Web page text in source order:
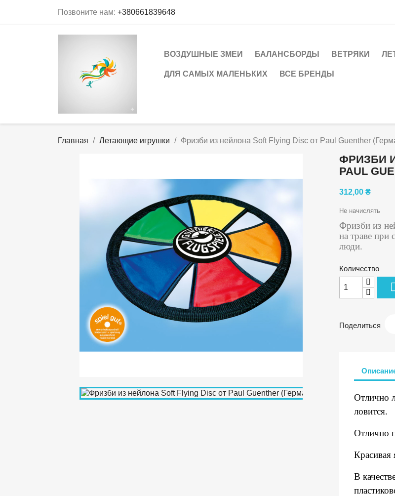
Позвоните нам: +380661839648
ВОЗДУШНЫЕ ЗМЕИ БАЛАНСБОРДЫ ВЕТРЯКИ
ДЛЯ САМЫХ МАЛЕНЬКИХ ВСЕ БРЕНДЫ
Главная Летающие игрушки Фризби из нейлона Soft Flying Disc от Paul Guenther
ФРИЗБИ
PAUL
312,00 ₴
Не начислять
Фризби из
на траве при
люди.
Количество
Поделиться
Отлично
ловится.
Отлично
Красивая
В